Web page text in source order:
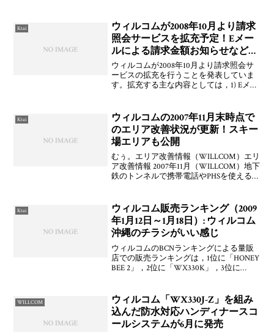
Ktai
ウィルコムが2008年10月より請求
照会サービスを拡充予定！Eメー
ルによる請求金額お知らせなどを
開始
ウィルコムが2008年10月より請求照会サ
ービスの拡充を行うことを発表していま
す。拡充する主な内容としては，1) Eメー
サイトでの請求照会サービスが利用可能
へ，3)
Ktai
ウィルコムの2007年11月末時点で
のエリア改善状況が更新！スキー
場エリアも公開
むぅ。エリア改善情報（WILLCOM）エリ
ア改善情報 2007年11月（WILLCOM）地下
鉄のトンネルで携帯電話やPHSを使える日
の対応はバラバラ（Y!ニュー
Ktai
ウィルコム販売ランキング（2009
年1月12日～1月18日）: ウィルコム
沖縄のチラシがいい感じ
ウィルコムのBCNランキングによる量販
店での販売ランキングは，1位に「HONEY
BEE 2」，2位に「WX330K」，3位に
影響で京ぽん2が以前好
WILLCOM
ウィルコム「WX330J-Z」を組み
込んだ防水対応ハンディナースコ
ールシステムが6月に発売